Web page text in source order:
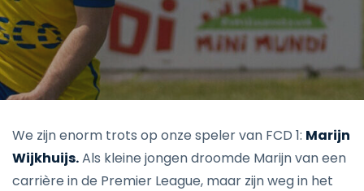
We zijn enorm trots op onze speler van FCD 1: Marijn
Wijkhuijs.Als kleine jongen droomde Marijn van een
carrière in de Premier League, maar zijn weg in het